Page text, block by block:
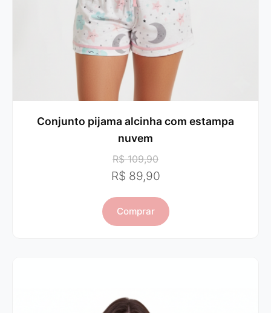
Conjunto pijama alcinha com estampa
nuvem
R$ 109,90
R$ 89,90
Comprar